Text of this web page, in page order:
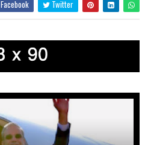
Facebook Twitter